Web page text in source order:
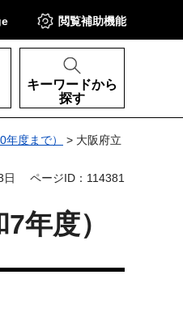
閲覧補助機能
キーワードから
探す
度まで）
> 大阪府立
日 ページID：114381
年度）